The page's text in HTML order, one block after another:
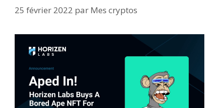
25 février 2022 par Mes cryptos